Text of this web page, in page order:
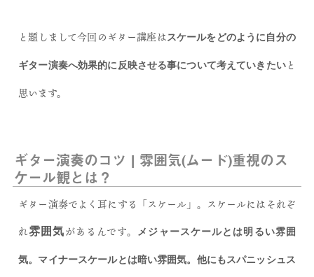
と題しまして今回のギター講座はスケールをどのように自分の
ギター演奏へ効果的に反映させる事について考えていきたいと
思います。
ギター演奏のコツ | 雰囲気(ムード)重視のス
ケール観とは？
ギター演奏でよく耳にする「スケール」。スケールにはそれぞ
れ雰囲気があるんです。 メジャースケールとは明るい雰囲
気。マイナースケールとは暗い雰囲気。他にもスパニッシュス